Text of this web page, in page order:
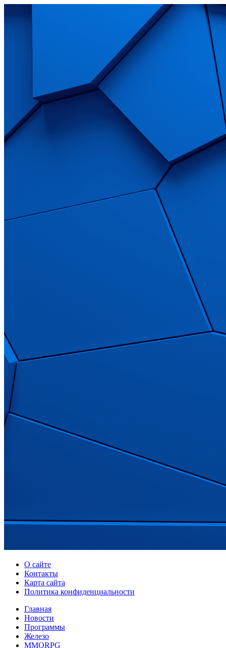
О сайте
Контакты
Карта сайта
Политика конфиденциальности
Главная
Новости
Программы
Железо
MMORPG